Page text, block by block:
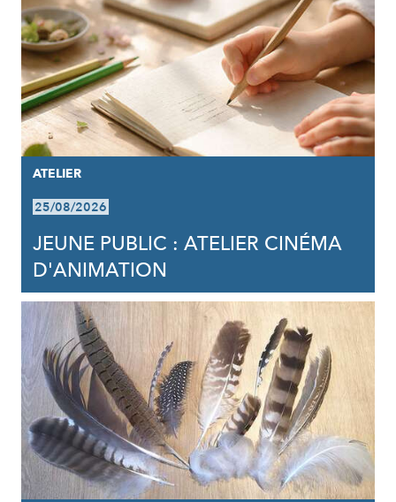
ATELIER
25/08/2026
JEUNE PUBLIC : ATELIER CINÉMA
D'ANIMATION